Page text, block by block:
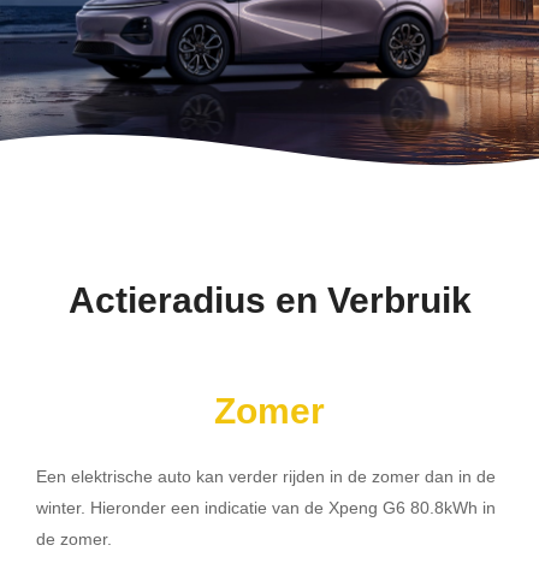
Actieradius en Verbruik
Zomer
Een elektrische auto kan verder rijden in de zomer dan in de
winter. Hieronder een indicatie van de Xpeng G6 80.8kWh in
de zomer.